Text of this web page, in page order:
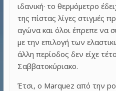
ιδανική· το θερμόμετρο
της πίστας λίγες στιγμές
αγώνα και όλοι έπρεπε να
με την επιλογή των
άλλη περίοδος δεν είχε
Σαββατοκύριακο.
Έτσι, ο Marquez από την